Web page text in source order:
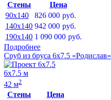
Стены
Цена
90x140
826 000 руб.
140x140 942 000 руб.
190x140 1 090 000 руб.
Подробнее
Сруб из бруса 6х7.5 «Родислав»
6х7.5 м
42 м2
Стены
Цена